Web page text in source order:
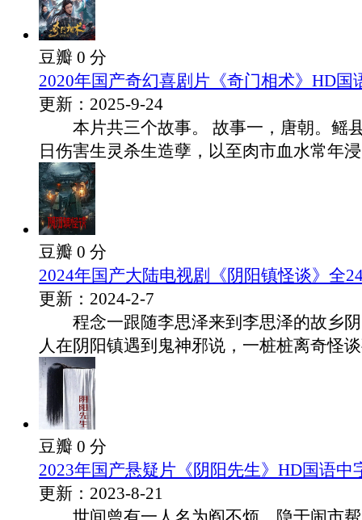
豆瓣 0 分
2020年国产奇幻喜剧片《奇门相术》HD国
更新：2025-9-24
本片共三个故事。 故事一，唐朝。鳐
日伤害生灵杀生造孽，以至肉市血水常年
豆瓣 0 分
2024年国产大陆电视剧《阴阳镇怪谈》全
更新：2024-2-7
程念一跟随李思泽来到李思泽的故乡阴
人在阴阳镇遇到鬼神邪说，一桩桩离奇怪
豆瓣 0 分
2023年国产悬疑片《阴阳先生》HD国语中
更新：2023-8-21